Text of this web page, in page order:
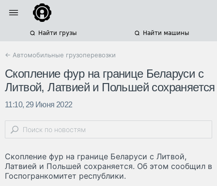
Найти грузы Найти машины
← Автомобильные грузоперевозки
Скопление фур на границе Беларуси с
Литвой, Латвией и Польшей сохраняется
11:10, 29 Июня 2022
Скопление фур на границе Беларуси с Литвой,
Латвией и Польшей сохраняется. Об этом сообщил в
Госпогранкомитет республики.